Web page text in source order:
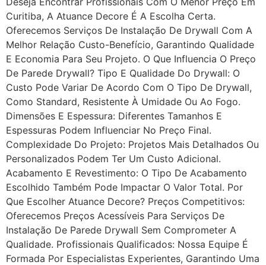
Curitiba, A Atuance Decore É A Escolha Certa.
Oferecemos Serviços De Instalação De Drywall Com A
Melhor Relação Custo-Benefício, Garantindo Qualidade
E Economia Para Seu Projeto. O Que Influencia O Preço
De Parede Drywall? Tipo E Qualidade Do Drywall: O
Custo Pode Variar De Acordo Com O Tipo De Drywall,
Como Standard, Resistente À Umidade Ou Ao Fogo.
Dimensões E Espessura: Diferentes Tamanhos E
Espessuras Podem Influenciar No Preço Final.
Complexidade Do Projeto: Projetos Mais Detalhados Ou
Personalizados Podem Ter Um Custo Adicional.
Acabamento E Revestimento: O Tipo De Acabamento
Escolhido Também Pode Impactar O Valor Total. Por
Que Escolher Atuance Decore? Preços Competitivos:
Oferecemos Preços Acessíveis Para Serviços De
Instalação De Parede Drywall Sem Comprometer A
Qualidade. Profissionais Qualificados: Nossa Equipe É
Formada Por Especialistas Experientes, Garantindo Uma